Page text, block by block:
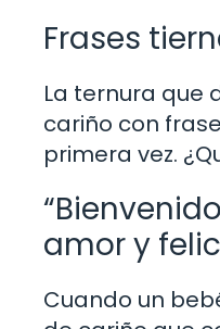
Frases
La ternura que
cariño con
primera vez.
amor y
Cuando un